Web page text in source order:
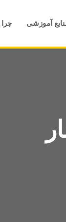
آموزشی چرا